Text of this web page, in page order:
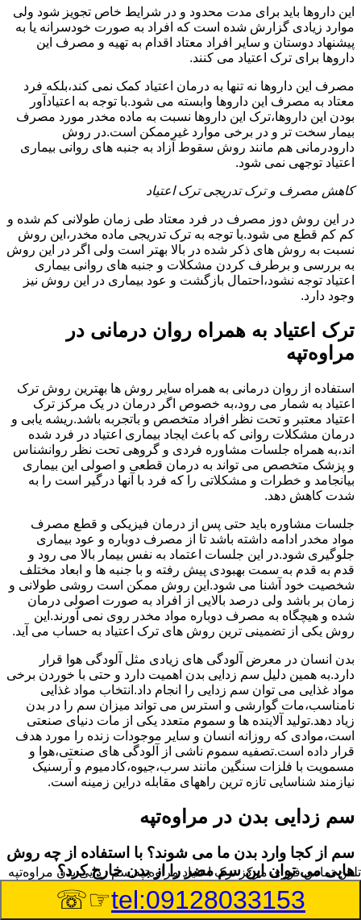
این داروها باید برای مدت محدود و در شرایط خاص تجویز شود ولی
موارد زیادی گزارش شده است که افراد به صورت خودسرانه یا به
پیشنهاد دوستان و سایر افراد معتاد اقدام به تهیه و مصرف این
داروها برای ترک اعتیاد می کنند.
مصرف این داروها نه تنها به درمان اعتیاد کمک نمی کند،بلکه فرد
معتاد به مصرف این داروها وابسته می شود.با توجه به اعتیادآور
بودن این داروها،ترک این داروها نسبت به ماده مخدر مورد مصرف
بیمار سخت تر و در برخی موارد غیرممکن است.در روش
دارودرمانی هم مانند روش سقوط آزاد به جنبه های روانی بیماری
اعتیاد توجهی نمی شود.
کاهش مصرف و ترک تدریجی ترک اعتیاد
در این روش دوز مصرف در فرد معتاد طی زمان طولانی کم شده و
کم کم قطع می شود.با توجه به ترک تدریجی ماده مخدر،این روش
نسبت به روش های ذکر شده در بالا بهتر است ولی اگر در این روش
به بررسی و برطرف کردن مشکلات و جنبه های روانی بیماری
اعتیاد توجه نشود،احتمال بازگشت و عود بیماری در این روش نیز
وجود دارد.
ترک اعتیاد به همراه روان درمانی در
مراوه‌تپه
استفاده از روان درمانی به همراه سایر روش ها بهترین روش ترک
اعتیاد به شمار می رود،به خصوص اگر درمان در یک مرکز ترک
اعتیاد معتبر و تحت نظر افراد متخصص و باتجربه باشد.ریشه یابی و
درمان مشکلات روانی که باعث ایجاد بیماری اعتیاد در فرد شده
اند،به همراه جلسات مشاوره فردی و گروهی تحت نظر روانشناس
و پزشک متخصص می تواند به درمان قطعی و اصولی این بیماری
بیانجامد و خطرات و مشکلاتی را که فرد با آنها درگیر است را به
شدت کاهش دهد.
جلسات مشاوره باید حتی پس از درمان فیزیکی و قطع مصرف
مواد مخدر ادامه داشته باشد تا از مصرف دوباره و عود بیماری
جلوگیری شود.در این جلسات اعتماد به نفس بیمار بالا می رود و
قدم به قدم به سمت بهبودی پیش رفته و با جنبه ها و ابعاد مختلف
شخصیت خود آشنا می شود.این روش ممکن است روشی طولانی و
زمان بر باشد ولی درصد بالایی از افراد به صورت اصولی درمان
شده و هیچگاه به مصرف دوباره مواد مخدر روی نمی آورند.این
روش یکی از تضمینی ترین روش های ترک اعتیاد به حساب می آید.
بدن انسان در معرض آلودگی های زیادی مثل آلودگی هوا قرار
دارد.به همین دلیل سم زدایی بدن اهمیت دارد و حتی با خوردن برخی
مواد غذایی می توان سم زدایی را انجام داد.انتخاب مواد غذایی
نامناسب،مات گوارشی و استرس می تواند میزان سم را در بدن
زیاد دهد.تولید آلاینده ها و سموم متعدد یکی از مات دنیای صنعتی
است،موادی که روزانه انسان و سایر موجودات زنده را مورد هدف
قرار داده است.تصفیه سموم ناشی از آلودگی های صنعتی،هوا و
مسمویت با فلزات سنگین مانند سرب،جیوه،کادمیوم و آرسنیک
نیازمند شناسایی تازه ترین راههای مقابله دراین زمینه است.
سم زدایی بدن در مراوه‌تپه
سم از کجا وارد بدن ما می شوند؟ با استفاده از چه روش
هایی می توان این سم مضر را از بدن خارج کرد؟
بطور کلی سم موجود در بدن به دو گروه عمده تقسیم می
تلفن تماس فوریمرکز ترک اعتیاد مراوه‌تپه,سم زدایی بدن مراوه‌تپه
tel:09128033153
☞☏